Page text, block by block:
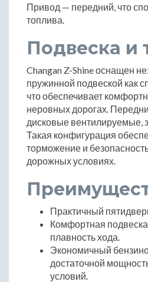
Привод — передний, что
топлива.
Подвеска и
Changan Z-Shine оснащен
пружинной подвеской как
что обеспечивает
неровных дорогах.
дисковые вентилируемые,
Такая конфигурация
торможение и
дорожных условиях.
Практичный
Комфортная
плавность хода.
Экономичный
достаточной
условий.